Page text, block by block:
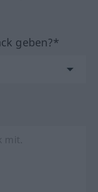
geben?*